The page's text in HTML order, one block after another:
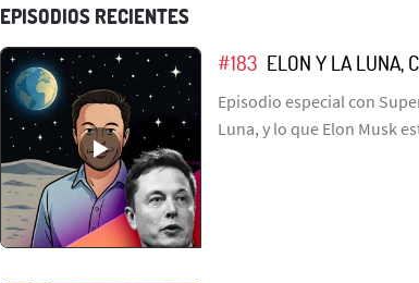
EPISODIOS RECIENTES
#183 ELON Y LA LUNA,
Episodio especial con
Luna, y lo que Elon Musk